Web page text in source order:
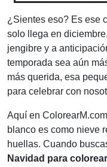
¿Sientes eso? Es ese
solo llega en
jengibre y a
temporada sea aún
más querida, esa
para celebrar con
Aquí en
blanco es como nieve
huellas. Cuando
Navidad para colorear